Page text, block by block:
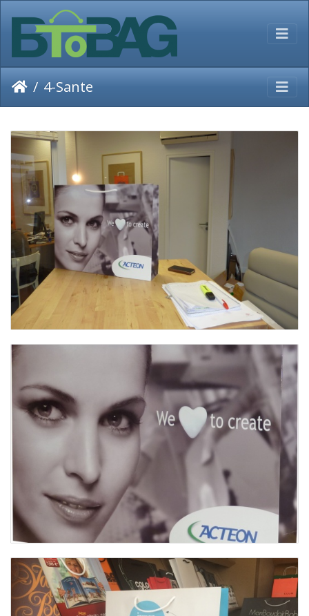
4-Sante